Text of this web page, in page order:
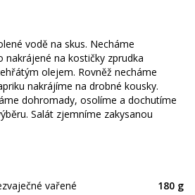
vodě na skus. Necháme
nakrájené na kostičky zprudka
olejem. Rovněž necháme
nakrájíme na drobné kousky.
dohromady, osolíme a dochutíme
Salát zjemníme zakysanou
vařené
180 g